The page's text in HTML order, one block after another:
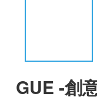
GUE -創